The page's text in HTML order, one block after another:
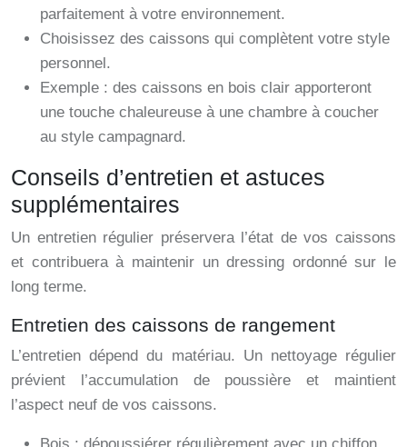
parfaitement à votre environnement.
Choisissez des caissons qui complètent votre style
personnel.
Exemple : des caissons en bois clair apporteront
une touche chaleureuse à une chambre à coucher
au style campagnard.
Conseils d’entretien et astuces
supplémentaires
Un entretien régulier préservera l’état de vos caissons
et contribuera à maintenir un dressing ordonné sur le
long terme.
Entretien des caissons de rangement
L’entretien dépend du matériau. Un nettoyage régulier
prévient l’accumulation de poussière et maintient
l’aspect neuf de vos caissons.